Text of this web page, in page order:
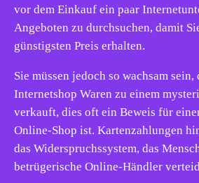
vor dem Einkauf ein paar
Angeboten zu durchsuchen, damit
günstigsten Preis erhalten.
Sie müssen jedoch so wachsam sein,
Internetshop Waren zu einem
verkauft, dies oft ein Beweis für
Online-Shop ist. Kartenzahlungen
das Widerspruchssystem, das
betrügerische Online-Händler